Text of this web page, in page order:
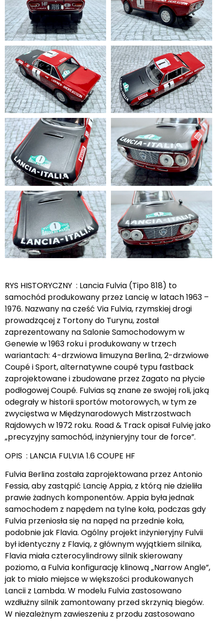
RYS HISTORYCZNY : Lancia Fulvia (Tipo 818) to
samochód produkowany przez Lancię w latach 1963 –
1976. Nazwany na cześć Via Fulvia, rzymskiej drogi
prowadzącej z Tortony do Turynu, został
zaprezentowany na Salonie Samochodowym w
Genewie w 1963 roku i produkowany w trzech
wariantach: 4-drzwiowa limuzyna Berlina, 2-drzwiowe
Coupé i Sport, alternatywne coupé typu fastback
zaprojektowane i zbudowane przez Zagato na płycie
podłogowej Coupé. Fulvias są znane ze swojej roli, jaką
odegrały w historii sportów motorowych, w tym ze
zwycięstwa w Międzynarodowych Mistrzostwach
Rajdowych w 1972 roku. Road & Track opisał Fulvię jako
„precyzyjny samochód, inżynieryjny tour de force”.
OPIS : LANCIA FULVIA 1.6 COUPE HF
Fulvia Berlina została zaprojektowana przez Antonio
Fessia, aby zastąpić Lancię Appia, z którą nie dzieliła
prawie żadnych komponentów. Appia była jednak
samochodem z napędem na tylne koła, podczas gdy
Fulvia przeniosła się na napęd na przednie koła,
podobnie jak Flavia. Ogólny projekt inżynieryjny Fulvii
był identyczny z Flavią, z głównym wyjątkiem silnika,
Flavia miała czterocylindrowy silnik skierowany
poziomo, a Fulvia konfigurację klinową „Narrow Angle”,
jak to miało miejsce w większości produkowanych
Lancii z Lambda. W modelu Fulvia zastosowano
wzdłużny silnik zamontowany przed skrzynią biegów.
W niezależnym zawieszeniu z przodu zastosowano